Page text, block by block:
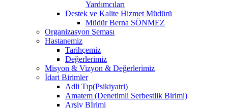
Yardımcıları
Destek ve Kalite Hizmet Müdürü
Müdür Berna SÖNMEZ
Organizasyon Şeması
Hastanemiz
Tarihçemiz
Değerlerimiz
Misyon & Vizyon & Değerlerimiz
İdari Birimler
Adli Tıp(Psikiyatri)
Amatem (Denetimli Serbestlik Birimi)
Arşiv Bİrimi